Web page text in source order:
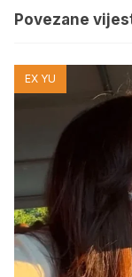
Povezane
EX YU